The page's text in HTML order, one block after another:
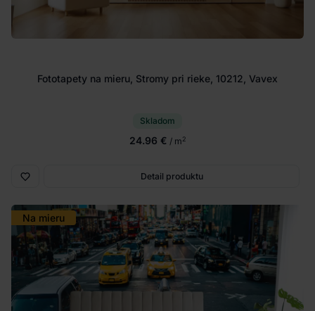
Fototapety na mieru, Stromy pri rieke, 10212, Vavex
Skladom
24.96 € / m2
Detail produktu
Na mieru